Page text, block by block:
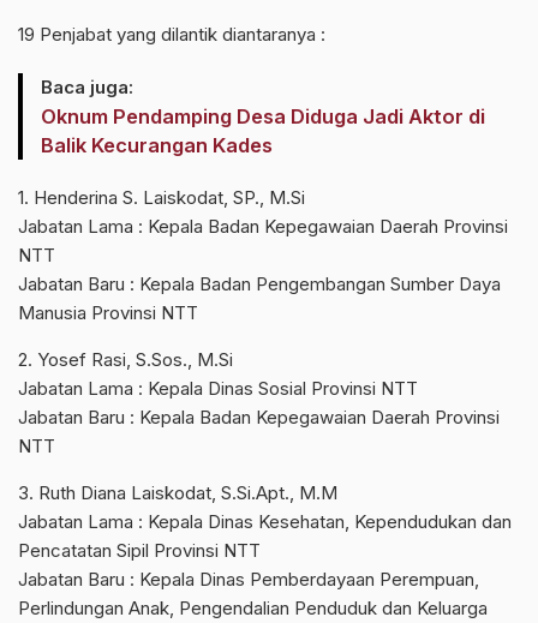
19 Penjabat yang dilantik diantaranya :
Baca juga:
Oknum Pendamping Desa Diduga Jadi Aktor di
Balik Kecurangan Kades
1. Henderina S. Laiskodat, SP., M.Si
Jabatan Lama : Kepala Badan Kepegawaian Daerah Provinsi
NTT
Jabatan Baru : Kepala Badan Pengembangan Sumber Daya
Manusia Provinsi NTT
2. Yosef Rasi, S.Sos., M.Si
Jabatan Lama : Kepala Dinas Sosial Provinsi NTT
Jabatan Baru : Kepala Badan Kepegawaian Daerah Provinsi
NTT
3. Ruth Diana Laiskodat, S.Si.Apt., M.M
Jabatan Lama : Kepala Dinas Kesehatan, Kependudukan dan
Pencatatan Sipil Provinsi NTT
Jabatan Baru : Kepala Dinas Pemberdayaan Perempuan,
Perlindungan Anak, Pengendalian Penduduk dan Keluarga